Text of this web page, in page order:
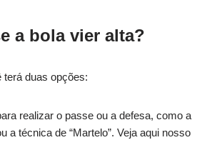
a bola vier alta?
terá duas opções:
realizar o passe ou a defesa, como a
a técnica de “Martelo”. Veja aqui nosso